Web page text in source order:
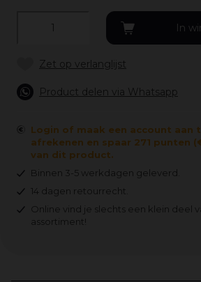
Product delen via Whatsapp
Login of maak een account aan
afrekenen en spaar 271 punten
van dit product.
Binnen 3-5 werkdagen geleverd.
14 dagen retourrecht.
Online vind je slechts een klein deel
assortiment!